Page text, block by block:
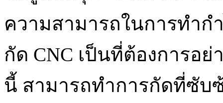
ความสามารถในการทำก
กัด CNC เป็นที่ต้องการอย่
นี้ สามารถทำการกัดที่ซับ